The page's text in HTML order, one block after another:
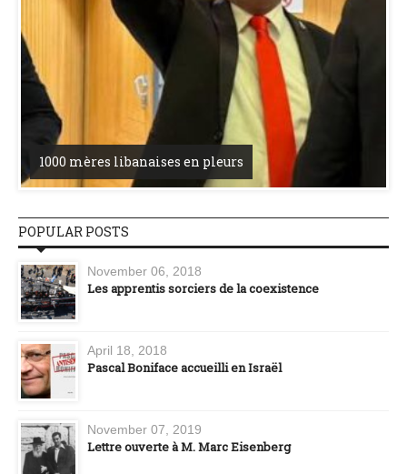
1000 mères libanaises en pleurs
POPULAR POSTS
November 06, 2018
Les apprentis sorciers de la coexistence
April 18, 2018
Pascal Boniface accueilli en Israël
November 07, 2019
Lettre ouverte à M. Marc Eisenberg